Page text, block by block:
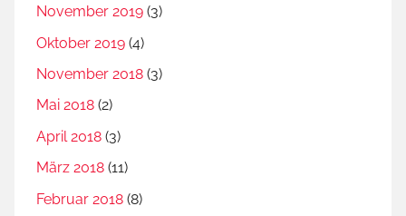
November 2019 (3)
Oktober 2019 (4)
November 2018 (3)
Mai 2018 (2)
April 2018 (3)
März 2018 (11)
Februar 2018 (8)